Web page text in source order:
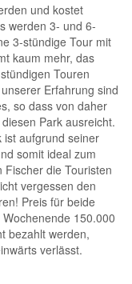
und kostet
werden 3- und 6-
3-stündige Tour mit
kaum mehr, das
Touren
Erfahrung sind
so dass von daher
Park ausreicht.
ist aufgrund seiner
somit ideal zum
Fischer die Touristen
vergessen den
Preis für beide
150.000
bezahlt werden,
verlässt.